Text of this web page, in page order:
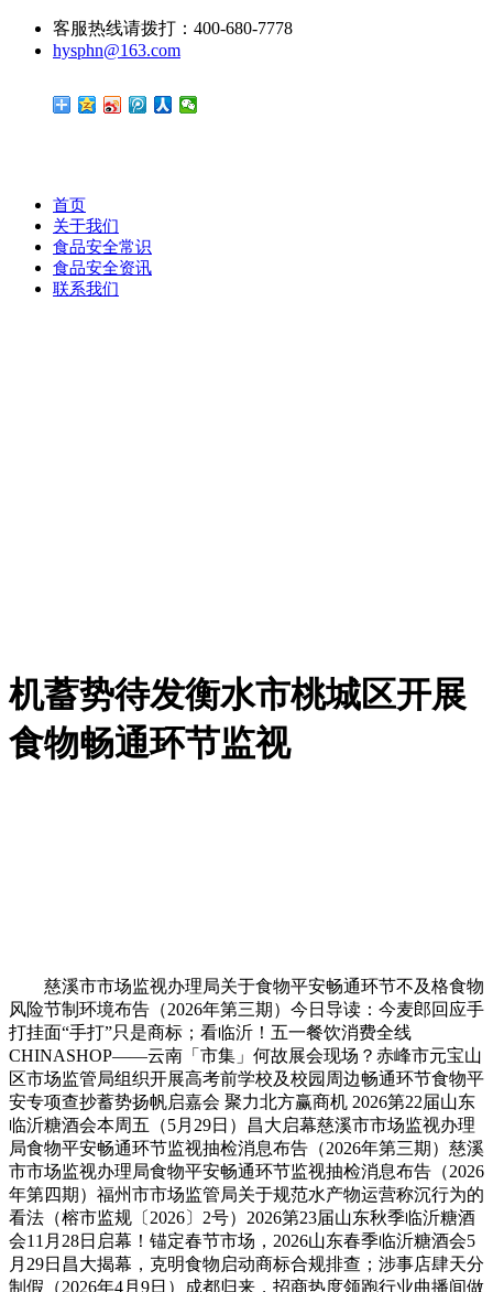
客服热线请拨打：400-680-7778
hysphn@163.com
首页
关于我们
食品安全常识
食品安全资讯
联系我们
机蓄势待发衡水市桃城区开展
食物畅通环节监视
慈溪市市场监视办理局关于食物平安畅通环节不及格食物
风险节制环境布告（2026年第三期）今日导读：今麦郎回应手
打挂面“手打”只是商标；看临沂！五一餐饮消费全线
CHINASHOP——云南「市集」何故展会现场？赤峰市元宝山
区市场监管局组织开展高考前学校及校园周边畅通环节食物平
安专项查抄蓄势扬帆启嘉会 聚力北方赢商机 2026第22届山东
临沂糖酒会本周五（5月29日）昌大启幕慈溪市市场监视办理
局食物平安畅通环节监视抽检消息布告（2026年第三期）慈溪
市市场监视办理局食物平安畅通环节监视抽检消息布告（2026
年第四期）福州市市场监管局关于规范水产物运营称沉行为的
看法（榕市监规〔2026〕2号）2026第23届山东秋季临沂糖酒
会11月28日启幕！锚定春节市场，2026山东春季临沂糖酒会5
月29日昌大揭幕，克明食物启动商标合规排查；涉事店肆天分
制假（2026年4月9日）成都归来，招商热度领跑行业曲播间做